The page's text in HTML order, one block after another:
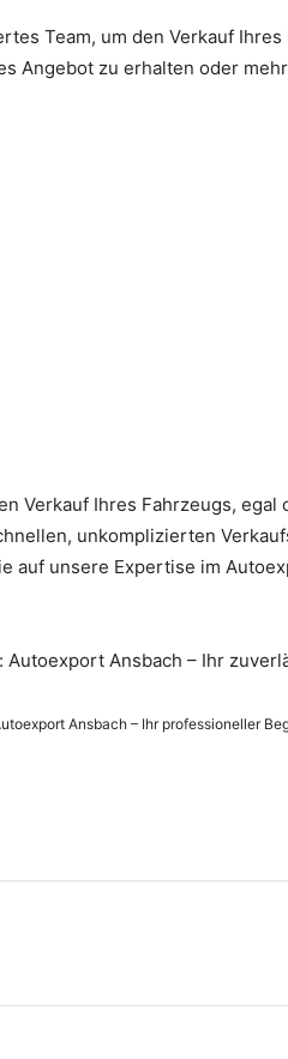
Team, um den Verkauf
Angebot zu erhalten oder
Verkauf Ihres Fahrzeugs,
unkomplizierten
auf unsere Expertise im
Ansbach – Ihr
Ansbach – Ihr professioneller